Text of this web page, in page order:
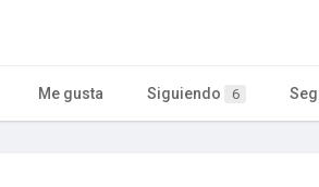
Me gusta Siguiendo 6